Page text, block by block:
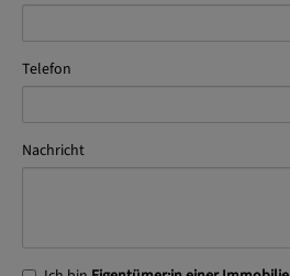
Telefon
Nachricht